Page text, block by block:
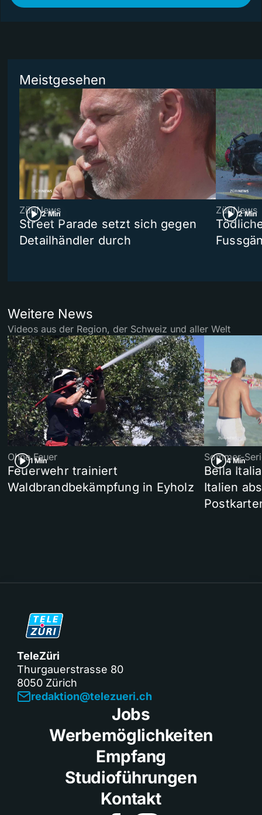
Meistgesehen
2 Min
ZüriNews
Street Parade setzt sich gegen
Detailhändler durch
2 Min
ZüriNews
Weitere News
Videos aus der Region, der Schweiz und aller Welt
1 Min
Ohne Feuer
Feuerwehr trainiert
Waldbrandbekämpfung in Eyholz
4 Min
Sommer-
Bella
Italien
TeleZüri
Thurgauerstrasse 80
8050 Zürich
redaktion@telezueri.ch
Jobs
Werbemöglichkeiten
Empfang
Studioführungen
Kontakt